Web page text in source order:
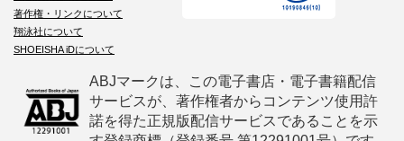
著作権・リンクについて
翔泳社について
SHOEISHA iDについて
ABJマークは、この電子書店・電子書籍配信
サービスが、著作権者からコンテンツ使用許
諾を得た正規版配信サービスであることを示